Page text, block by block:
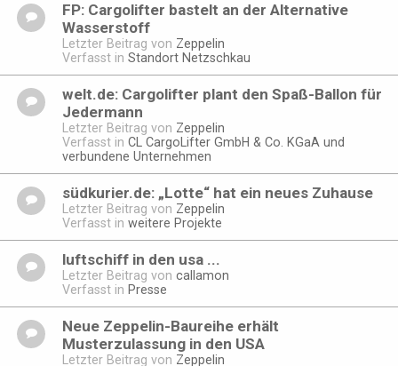
FP: Cargolifter bastelt an der Alternative
Wasserstoff
Letzter Beitrag von Zeppelin
Verfasst in Standort Netzschkau
welt.de: Cargolifter plant den Spaß-Ballon für
Jedermann
Letzter Beitrag von Zeppelin
Verfasst in CL CargoLifter GmbH & Co. KGaA und
verbundene Unternehmen
südkurier.de: „Lotte“ hat ein neues Zuhause
Letzter Beitrag von Zeppelin
Verfasst in weitere Projekte
luftschiff in den usa ...
Letzter Beitrag von callamon
Verfasst in Presse
Neue Zeppelin-Baureihe erhält
Musterzulassung in den USA
Letzter Beitrag von Zeppelin